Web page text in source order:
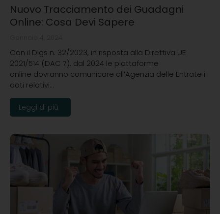
Nuovo Tracciamento dei Guadagni
Online: Cosa Devi Sapere
Con il Dlgs n. 32/2023, in risposta alla Direttiva UE
2021/514 (DAC 7), dal 2024 le piattaforme
online dovranno comunicare all’Agenzia delle Entrate i
dati relativi…
Leggi di più